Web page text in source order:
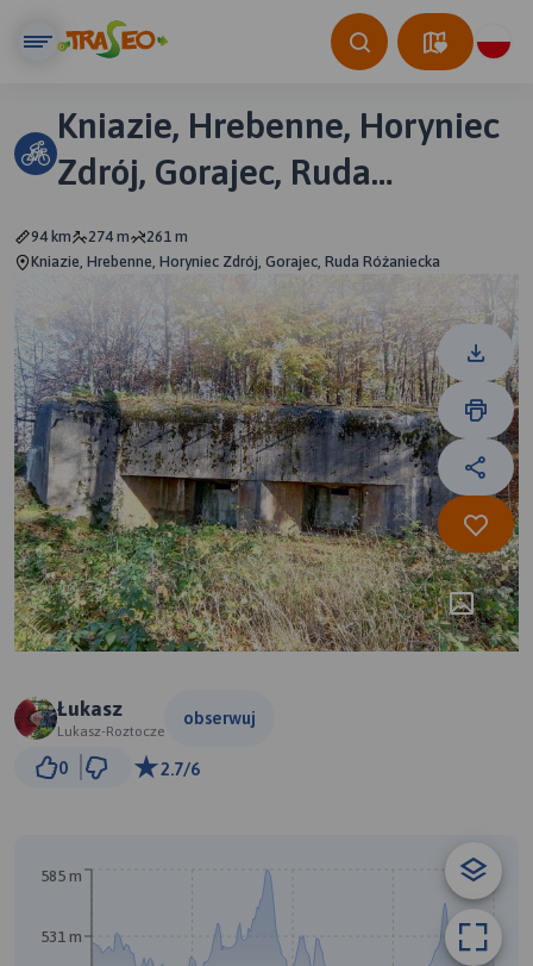
Kniazie, Hrebenne, Horyniec
Zdrój, Gorajec, Ruda
94 km 274 m
261 m
Kniazie, Hrebenne, Horyniec Zdrój, Gorajec, Ruda Różaniecka
Łukasz
Lukasz-Roztocze
obserwuj
0 2.7/6
531 m
585 m